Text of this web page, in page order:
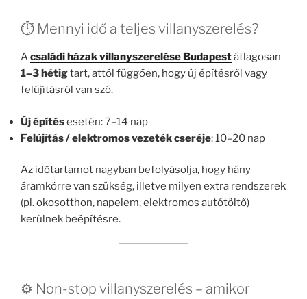
⏱️ Mennyi idő a teljes villanyszerelés?
Acsaládi házak villanyszerelése Budapestátlagosan
1–3 hétigtart, attól függően, hogy új építésről vagy
felújításról van szó.
Új építésesetén: 7–14 nap
Felújítás / elektromos vezeték cseréje: 10–20 nap
Az időtartamot nagyban befolyásolja, hogy hány
áramkörre van szükség, illetve milyen extra rendszerek
(pl. okosotthon, napelem, elektromos autótöltő)
kerülnek beépítésre.
⚙️ Non-stop villanyszerelés – amikor